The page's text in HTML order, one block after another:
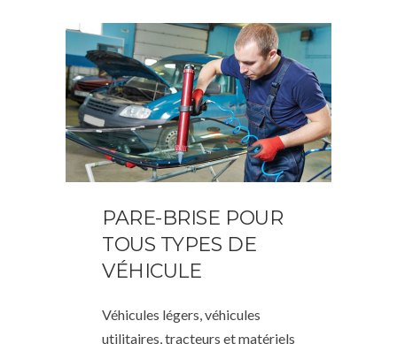
PARE-BRISE POUR
TOUS TYPES DE
VÉHICULE
Véhicules légers, véhicules
utilitaires, tracteurs et matériels